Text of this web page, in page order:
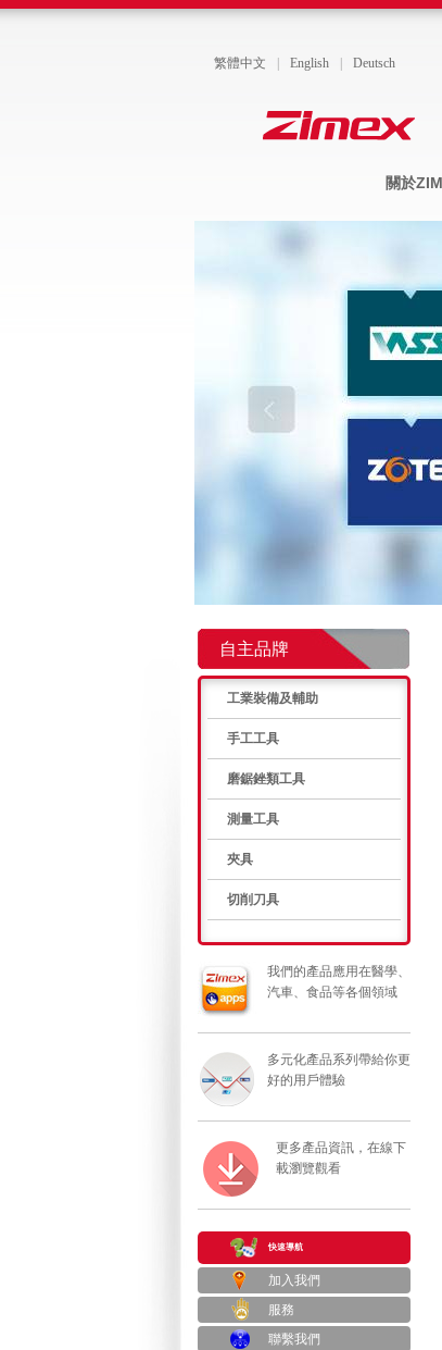
繁體中文 English Deutsch
關於
自主品牌
工業裝備及輔助
手工工具
磨鋸銼類工具
測量工具
夾具
切削刀具
我們的產品應用在醫學、
汽車、食品等各個領域
多元化產品系列帶給你更
好的用戶體驗
更多產品資訊，在線下
載瀏覽觀看
快速導航
加入我們
服務
聯繫我們